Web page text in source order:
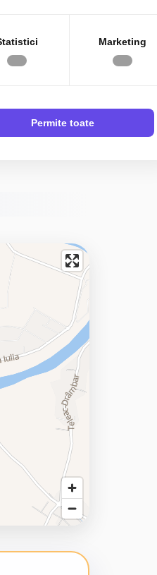
proprie
Mobilata
Marketing
Permite toate